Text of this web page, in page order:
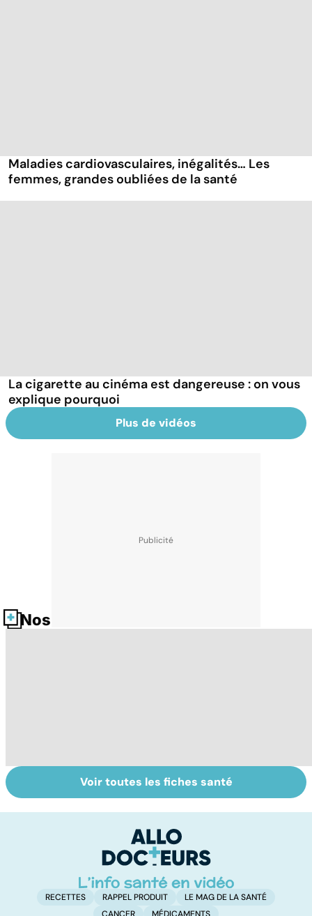
Maladies cardiovasculaires, inégalités… Les
femmes, grandes oubliées de la santé
La cigarette au cinéma est dangereuse : on vous
explique pourquoi
Plus de vidéos
Nos fiches santé
Automutilation :
des ados en
Antibiotiques :
lutter contre la
bactéries
Voir toutes les fiches santé
RECETTES RAPPEL PRODUIT
LE MAG DE LA SANTÉ